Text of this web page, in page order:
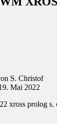
S. Christof
Mai 2022